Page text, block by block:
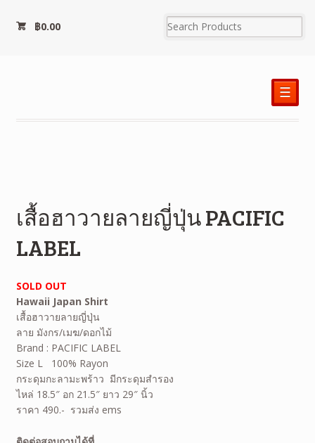
฿0.00
☰
เสื้อฮาวายลายญี่ปุ่น PACIFIC
LABEL
SOLD OUT
Hawaii Japan Shirt
เสื้อฮาวายลายญี่ปุ่น
ลาย มังกร/เมฆ/ดอกไม้
Brand : PACIFIC LABEL
Size L 100% Rayon
กระดุมกะลามะพร้าว มีกระดุมสำรอง
ไหล่ 18.5″ อก 21.5″ ยาว 29″ นิ้ว
ราคา 490.- รวมส่ง ems